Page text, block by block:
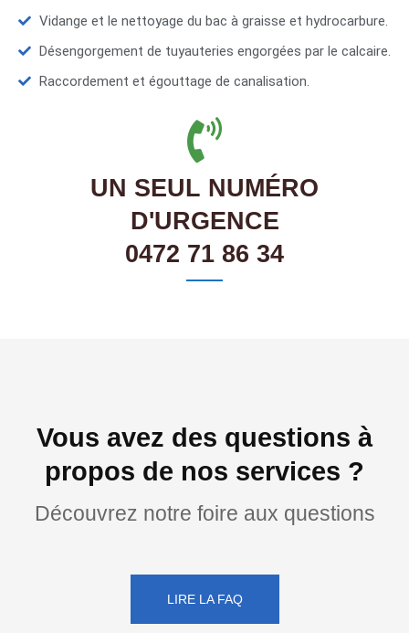
Vidange et le nettoyage du bac à graisse et hydrocarbure.
Désengorgement de tuyauteries engorgées par le calcaire.
Raccordement et égouttage de canalisation.
UN SEUL NUMÉRO
D'URGENCE
0472 71 86 34
Vous avez des questions à
propos de nos services ?
Découvrez notre foire aux questions
LIRE LA FAQ